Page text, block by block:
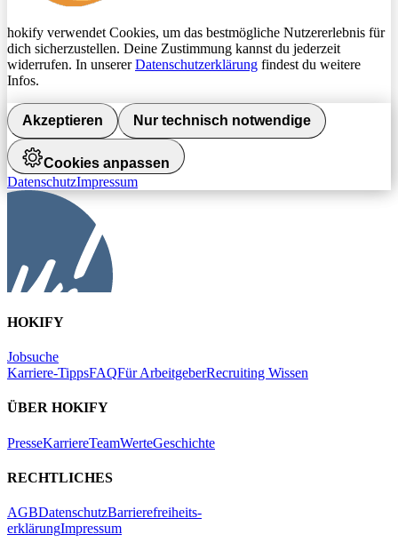
hokify verwendet Cookies, um das bestmögliche Nutzererlebnis für
dich sicherzustellen. Deine Zustimmung kannst du jederzeit
widerrufen. In unsererDatenschutzerklärung findest du weitere
Infos.
Akzeptieren Nur technisch notwendige
Cookies anpassen
DatenschutzImpressum
HOKIFY
Jobsuche
Karriere-TippsFAQFür ArbeitgeberRecruiting Wissen
ÜBER HOKIFY
PresseKarriereTeamWerteGeschichte
RECHTLICHES
AGBDatenschutzBarrierefreiheits-
erklärungImpressum